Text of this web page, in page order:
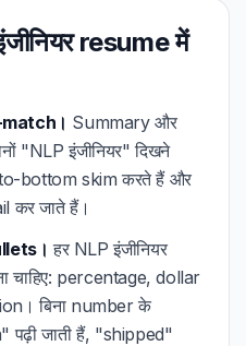
resume में
Summary और
"NLP इंजीनियर" दिखने
bottom skim करते हैं और
कर जाते हैं।
हर NLP इंजीनियर
चाहिए: percentage, dollar
बिना number के
जाती हैं, "shipped"